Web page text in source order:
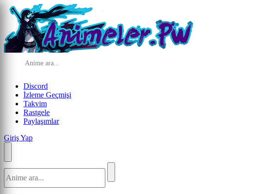
Discord
İzleme Geçmişi
Takvim
Rastgele
Paylaşımlar
Giriş Yap